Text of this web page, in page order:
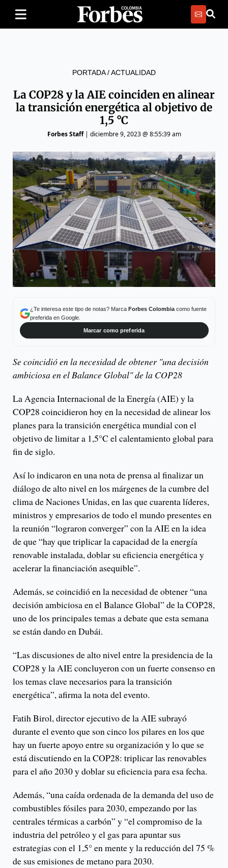
PORTADA/ACTUALIDAD
La COP28 y la AIE coinciden en alinear
la transición energética al objetivo de
1,5 °C
Forbes Staff| diciembre 9, 2023 @ 8:55:39 am
¿Te interesa este tipo de notas? Marca Forbes Colombiacomo fuente
preferida en Google.
Marcar como preferida
Se coincidió en la necesidad de obtener "una decisión
ambiciosa en el Balance Global" de la COP28
La Agencia Internacional de la Energía (AIE) y la
COP28 coincidieron hoy en la necesidad de alinear los
planes para la transición energética mundial con el
objetivo de limitar a 1,5°C el calentamiento global para
fin de siglo.
Así lo indicaron en una nota de prensa al finalizar un
diálogo de alto nivel en los márgenes de la cumbre del
clima de Naciones Unidas, en las que cuarenta líderes,
ministros y empresarios de todo el mundo presentes en
la reunión “lograron converger” con la AIE en la idea
de que “hay que triplicar la capacidad de la energía
renovable instalada, doblar su eficiencia energética y
acelerar la financiación asequible”.
Además, se coincidió en la necesidad de obtener “una
decisión ambiciosa en el Balance Global” de la COP28,
uno de los principales temas a debate que esta semana
se están dando en Dubái.
“Las discusiones de alto nivel entre la presidencia de la
COP28 y la AIE concluyeron con un fuerte consenso en
los temas clave necesarios para la transición
energética”, afirma la nota del evento.
Fatih Birol, director ejecutivo de la AIE subrayó
durante el evento que son cinco los pilares en los que
hay un fuerte apoyo entre su organización y lo que se
está discutiendo en la COP28: triplicar las renovables
para el año 2030 y doblar su eficiencia para esa fecha.
Además, “una caída ordenada de la demanda del uso de
combustibles fósiles para 2030, empezando por las
centrales térmicas a carbón” y “el compromiso de la
industria del petróleo y el gas para apuntar sus
estrategias con el 1,5° en mente y la reducción del 75 %
de sus emisiones de metano para 2030.